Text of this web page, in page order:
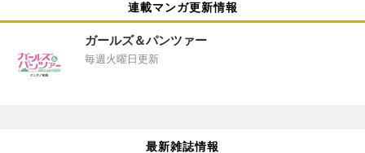
連載マンガ更新情報
ガールズ＆パンツァー
毎週火曜日更新
最新雑誌情報